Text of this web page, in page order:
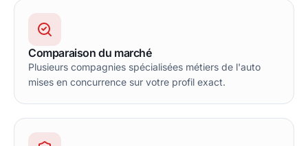
Comparaison du marché
Plusieurs compagnies spécialisées métiers de l'auto
mises en concurrence sur votre profil exact.